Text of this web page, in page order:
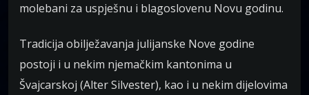
molebani za uspješnu i blagoslovenu Novu godinu.
Tradicija obilježavanja julijanske Nove godine
postoji i u nekim njemačkim kantonima u
Švajcarskoj (Alter Silvester), kao i u nekim dijelovima